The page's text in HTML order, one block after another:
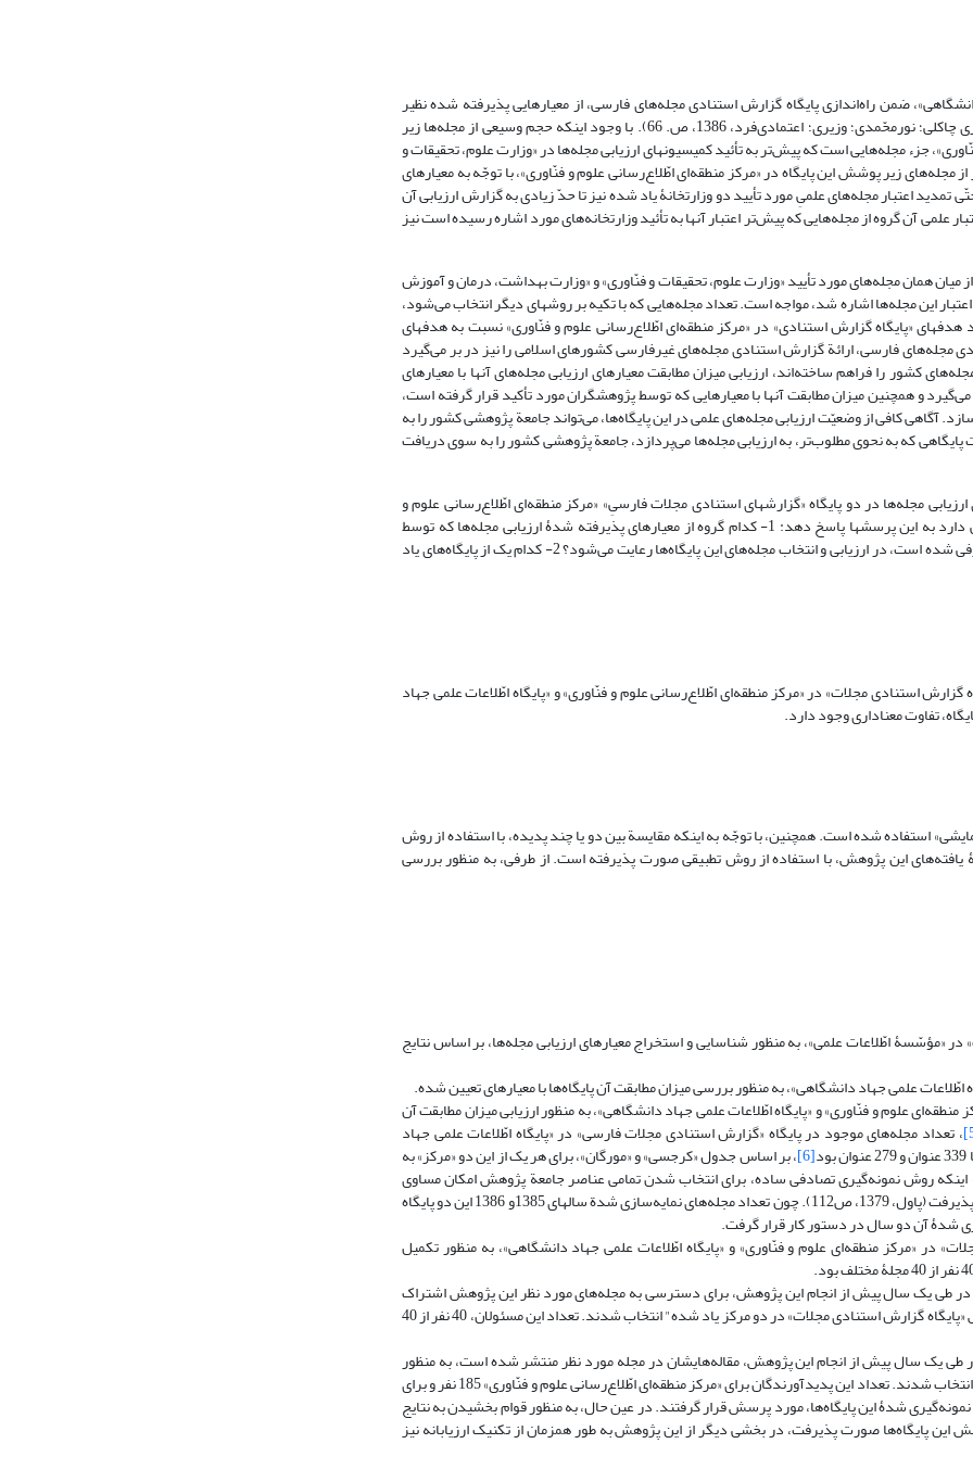
ضمن راه‌اندازی پایگاه گزارش استنادی مجله‌های فارسی، از معیارهایی پذیرفته شده‌ نظیر
معیارهای «مؤسّسة اطّلاعات علمی» برای ارزیابی مجله‌ها استفاده می‌کنند (نوروزی چاکلی؛ نورمحّمدی؛ وزیری؛ اعتمادی‌فرد، 1386، ص. 66). با وجود اینکه حجم وسیعی از مجله‌ها زیر
جزء مجله‌هایی است که پیش‌تر به تأئید کمیسیونهای ارزیابی مجله‌ها در «وزارت علوم، تحقیقات و
زیر پوشش این پایگاه در «مرکز منطقه‌ای اطّلاع‌رسانی علوم و فنّاوری»، با توجّه به معیارهای
اعتبار مجله‌های علمیِ مورد تأیید دو وزارتخانۀ یاد شده نیز تا حدّ زیادی به گزارش ارزیابی آن
آن گروه از مجله‌هایی که پیش‌تر اعتبار آنها به تأئید وزارتخانه‌های مورد اشاره رسیده است نیز
همان مجله‌های مورد تأیید «وزارت علوم، تحقیقات و فنّاوری» و «وزارت بهداشت، درمان و آموزش
این مجله‌ها اشاره شد، مواجه است. تعداد مجله‌هایی که با تکیه بر روشهای دیگر انتخاب می‌شود،
«پایگاه گزارش استنادی» در «مرکز منطقه‌ای اطّلاع‌رسانی علوم و فنّاوری» نسبت به هدفهای
مجله‌های فارسی، ارائة گزارش استنادی مجله‌های غیرفارسی کشورهای اسلامی را نیز در بر می‌گیرد
عمده‌ای از مجله‌های کشور را فراهم ساخته‌اند، ارزیابی میزان مطابقت معیارهای ارزیابی مجله‌های آنها با معیارهای
و همچنین میزان مطابقت آنها با معیارهایی که توسط پژوهشگران مورد تأکید قرار گرفته است،
آگاهی کافی از وضعیّت ارزیابی مجله‌های علمی در این پایگاه‌ها، می‌تواند جامعة پژوهشی کشور را به
که به نحوی مطلوب‌تر، به ارزیابی مجله‌ها می‌پردازد، جامعة پژوهشی کشور را به سوی دریافت
مجله‌ها در دو پایگاه «گزارشهای استنادی مجلات فارسیِ» «مرکز منطقه‌ای اطّلاع‌رسانی علوم و
فنّاوری» و «پایگاه اطّلاعات علمی جهاد دانشگاهی» می‌پردازد. این پژوهش سعی دارد به این پرسشها پاسخ دهد: 1- کدام گروه از معیارهای پذیرفته شدۀ ارزیابی مجله‌ها که توسط
«مؤسسه اطّلاعات علمی» مورد استفاده قرار گرفته یا به وسیلۀ پژوهشگران معرفی شده است، در ارزیابی و انتخاب مجله‌های این پایگاه‌ها رعایت می‌شود؟ 2- کدام‌ یک از پایگاه‌های یاد
استنادی مجلات» در «مرکز منطقه‌ای اطّلاع‌رسانی علوم و فنّاوری» و «پایگاه اطّلاعات علمی جهاد
تفاوت معنا‌داری وجود دارد.
استفاده شده است. همچنین، با توجّه به اینکه مقایسة بین دو یا چند پدیده، با استفاده از روش
دیّانی، 1387)، تجزیه و تحلیل و مقایسۀ یافته‌های این پژوهش، با استفاده از روش تطبیقی صورت پذیرفته است. از طرفی، به منظور بررسی
«مؤسّسۀ اطّلاعات علمی»، به منظور شناسایی و استخراج معیارهای ارزیابی مجله‌ها، بر اساس نتایج
علمی جهاد دانشگاهی»، به منظور بررسی میزان مطابقت آن پایگاه‌ها با معیارهای تعیین شده.
علوم و فنّاوری» و «پایگاه اطّلاعات علمی جهاد دانشگاهی»، به منظور ارزیابی میزان مطابقت آن
، تعداد مجله‌های موجود در پایگاه «گزارش استنادی مجلات فارسی» در «پایگاه اطّلاعات علمی جهاد
[6] ، بر اساس جدول «کرجسی» و «مورگان»، برای هر یک از این دو «مرکز» به
نمونه تعیین شد (پاول، 1379، 114). با توجّه به اینکه روش نمونه‌گیری تصادفی ساده، برای انتخاب شدن تمامی عناصر جامعة پژوهش امکان مساوی
فراهم می‌سازد، نمونه‌گیری این پژوهش با استفاده از همین روش صورت پذیرفت (پاول، 1379، ص112). چون تعداد مجله‌های نمایه‌سازی شدة سالهای 1385و 1386 این دو پایگاه
شدۀ آن دو سال در دستور کار قرار گرفت.
در «مرکز منطقه‌ای علوم و فنّاوری» و «پایگاه اطّلاعات علمی جهاد دانشگاهی»، به منظور تکمیل
طی یک سال پیش از انجام این پژوهش، برای دسترسی به مجله‌های مورد نظر این پژوهش اشتراک
داشته‌اند، به منظور تکمیل "پرسشنامۀ ویژۀ مشترکانِ مجلات تحت پوششِ «پایگاه گزارش استنادی مجلات» در دو مرکز یاد شده" انتخاب شدند. تعداد این مسئولان، 40 نفر از 40
طی یک سال پیش از انجام این پژوهش، مقاله‌هایشان در مجله مورد نظر منتشر شده است، به منظور
پاسخگویی به پرسشهای مربوط به فرایند "داوری تخصصی" انتشار مقاله‌ها انتخاب شدند. تعداد این پدیدآورندگان برای «مرکز منطقه‌ای اطّلاع‌رسانی علوم و فنّاوری» 185 نفر و برای
نفر بود که به نسبتِ مجله‌های نمونه‌گیری شدۀ این پایگاه‌ها، مورد پرسش قرار گرفتند. در عین حال، به منظور قوام بخشیدن به نتایج
صورت پذیرفت، در بخشی دیگر از این پژوهش به طور همزمان از تکنیک ارزیابانه نیز